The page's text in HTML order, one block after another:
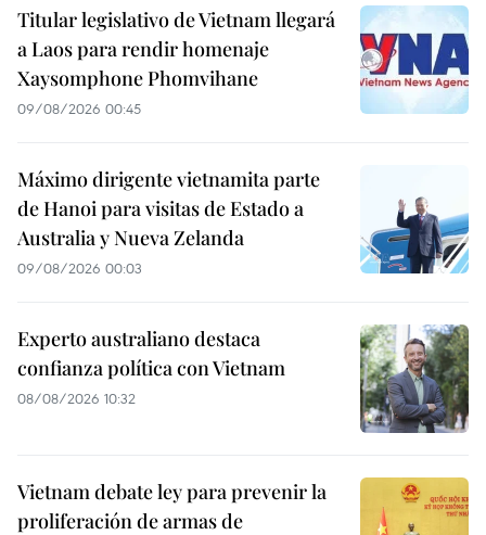
Titular legislativo de Vietnam llegará
a Laos para rendir homenaje
Xaysomphone Phomvihane
09/08/2026 00:45
Máximo dirigente vietnamita parte
de Hanoi para visitas de Estado a
Australia y Nueva Zelanda
09/08/2026 00:03
Experto australiano destaca
confianza política con Vietnam
08/08/2026 10:32
Vietnam debate ley para prevenir la
proliferación de armas de